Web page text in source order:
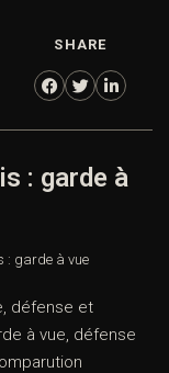
SHARE
: garde à
: garde à vue
défense et
à vue, défense